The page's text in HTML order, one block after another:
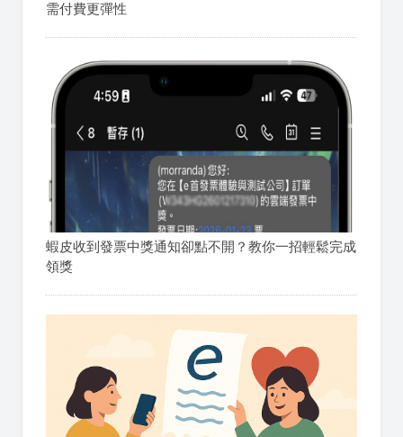
需付費更彈性
蝦皮收到發票中獎通知卻點不開？教你一招輕鬆完成
領獎